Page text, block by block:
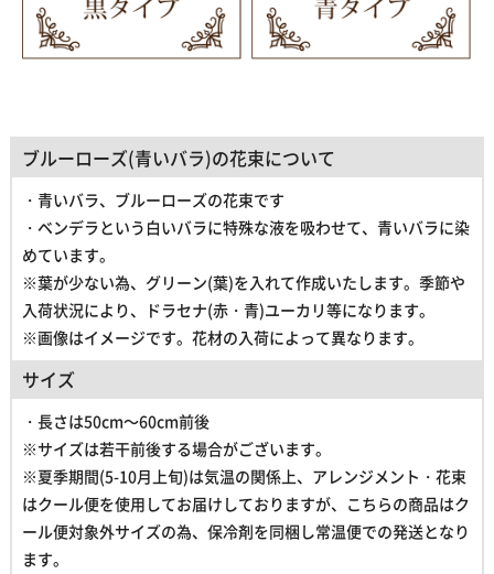
ブルーローズ(青いバラ)の花束について
・青いバラ、ブルーローズの花束です
・ベンデラという白いバラに特殊な液を吸わせて、青いバラに染
めています。
※葉が少ない為、グリーン(葉)を入れて作成いたします。季節や
入荷状況により、ドラセナ(赤・青)ユーカリ等になります。
※画像はイメージです。花材の入荷によって異なります。
サイズ
・長さは50cm～60cm前後
※サイズは若干前後する場合がございます。
※夏季期間(5-10月上旬)は気温の関係上、アレンジメント・花束
はクール便を使用してお届けしておりますが、こちらの商品はク
ール便対象外サイズの為、保冷剤を同梱し常温便での発送となり
ます。